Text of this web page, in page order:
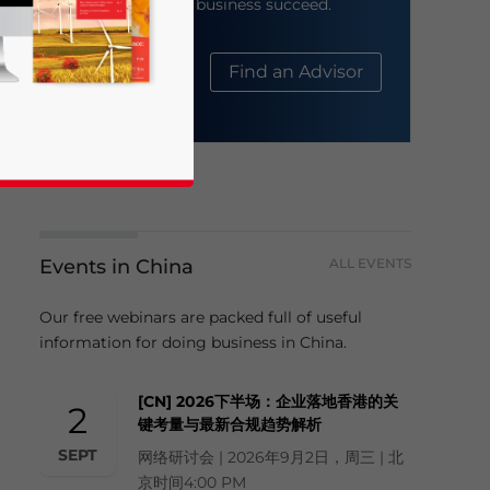
help your business succeed.
About Us Find an Advisor
Events in China ALL EVENTS
Our free webinars are packed full of useful
information for doing business in China.
2
SEPT
[CN] 2026下半场：企业落地香港的关
键考量与最新合规趋势解析
网络研讨会 | 2026年9月2日，周三 | 北
京时间4:00 PM
news and updates for Asia!